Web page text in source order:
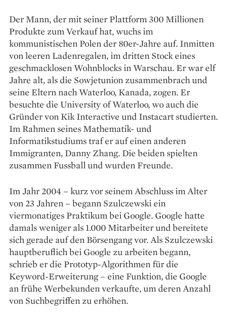
Der Mann, der mit seiner Plattform 300 Millionen
Produkte zum Verkauf hat, wuchs im
kommunistischen Polen der 80er-Jahre auf. Inmitten
von leeren Ladenregalen, im dritten Stock eines
geschmacklosen Wohnblocks in Warschau. Er war elf
Jahre alt, als die Sowjetunion zusammenbrach und
seine Eltern nach Waterloo, Kanada, zogen. Er
besuchte die University of Waterloo, wo auch die
Gründer von Kik Interactive und Instacart studierten.
Im Rahmen seines Mathematik- und
Informatikstudiums traf er auf einen anderen
Immigranten, Danny Zhang. Die beiden spielten
zusammen Fussball und wurden Freunde.
Im Jahr 2004 – kurz vor seinem Abschluss im Alter
von 23 Jahren – begann Szulczewski ein
viermonatiges Praktikum bei Google. Google hatte
damals weniger als 1.000 Mitarbeiter und bereitete
sich gerade auf den Börsengang vor. Als Szulczewski
hauptberuflich bei Google zu arbeiten begann,
schrieb er die Prototyp-Algorithmen für die
Keyword-Erweiterung – eine Funktion, die Google
an frühe Werbekunden verkaufte, um deren Anzahl
von Suchbegriffen zu erhöhen.